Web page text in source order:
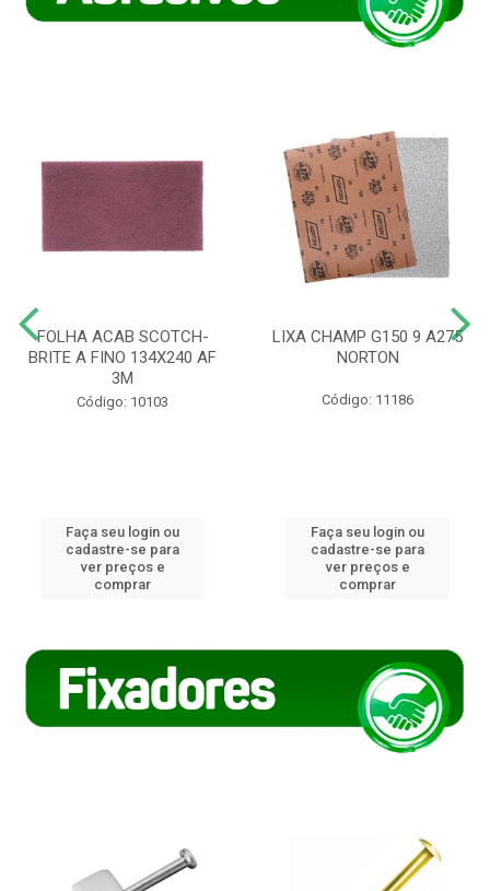
FOLHA ACAB SCOTCH-
BRITE A FINO 134X240 AF
3M
Código: 10103
Faça seu login ou
cadastre-se para
ver preços e
comprar
LIXA CHAMP G150 9 A275
NORTON
Código: 11186
Faça seu login ou
cadastre-se para
ver preços e
comprar